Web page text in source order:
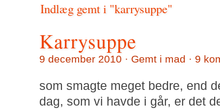
Indlæg gemt i "karrysuppe"
Karrysuppe
9 december 2010 · Gemt i mad · 9
som smagte meget bedre, end
dag, som vi havde i går, er det